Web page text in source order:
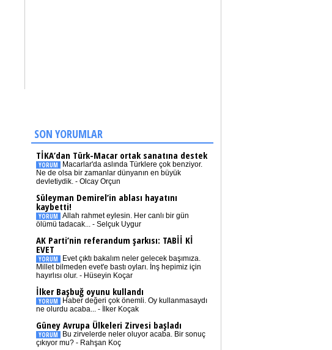
SON YORUMLAR
TİKA’dan Türk-Macar ortak sanatına destek
YORUM
Macarlar'da aslında Türklere çok benziyor.
Ne de olsa bir zamanlar dünyanın en büyük
devletiydik. - Olcay Orçun
Süleyman Demirel’in ablası hayatını
kaybetti!
YORUM Allah rahmet eylesin. Her canlı bir gün
ölümü tadacak... - Selçuk Uygur
AK Parti’nin referandum şarkısı: TABİİ Kİ
EVET
YORUM
Evet çıktı bakalım neler gelecek başımıza.
Millet bilmeden evet'e bastı oyları. İnş hepimiz için
hayırlısı olur. - Hüseyin Koçar
İlker Başbuğ oyunu kullandı
YORUM
Haber değeri çok önemli. Oy kullanmasaydı
ne olurdu acaba... - İlker Koçak
Güney Avrupa Ülkeleri Zirvesi başladı
YORUM
Bu zirvelerde neler oluyor acaba. Bir sonuç
çıkıyor mu? - Rahşan Koç